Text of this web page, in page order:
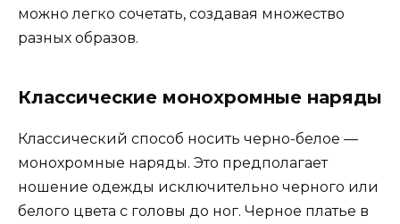
можно легко сочетать, создавая множество
разных образов.
Классические монохромные наряды
Классический способ носить черно-белое —
монохромные наряды. Это предполагает
ношение одежды исключительно черного или
белого цвета с головы до ног. Черное платье в